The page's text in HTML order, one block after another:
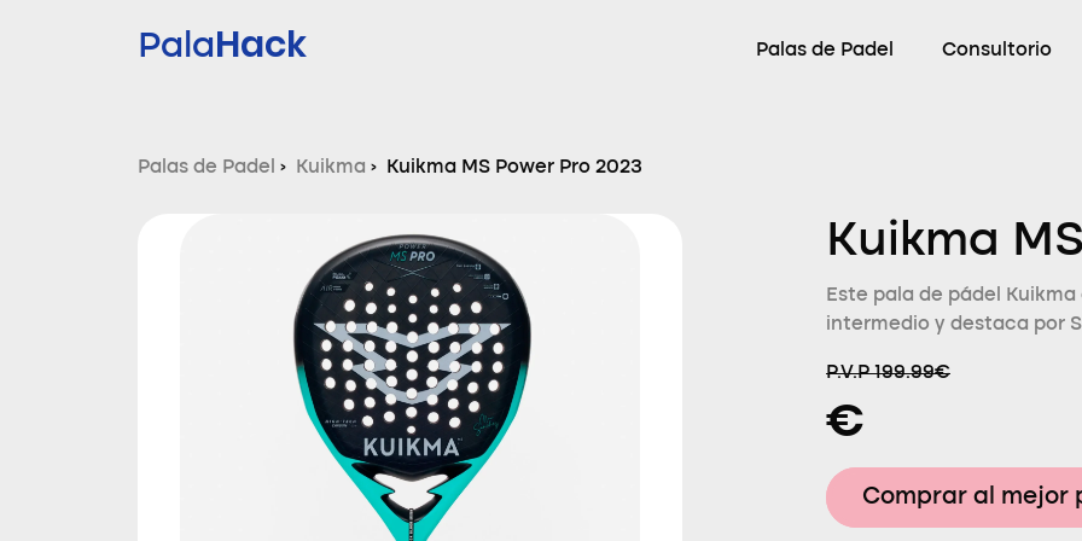
PalaHack Palas de Padel Consultorio
Palas de Padel › Kuikma › Kuikma MS Power Pro 2023
Kuikma
Este pala de pádel
intermedio y destaca por
P.V.P 199.99€
€
Comprar al mejor